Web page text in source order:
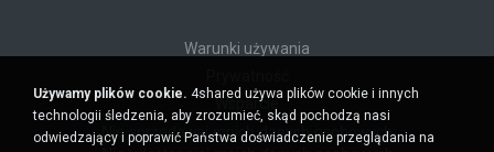
Warunki używania
Wsparcie
Nie sprzedawaj moich danych osobowych
Używamy plików cookie. 4shared używa plików cookie i innych
technologii śledzenia, aby zrozumieć, skąd pochodzą nasi
odwiedzający i poprawić Państwa doświadczenie przeglądania na